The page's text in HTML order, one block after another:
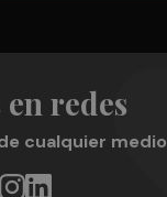
redes
cualquier medio